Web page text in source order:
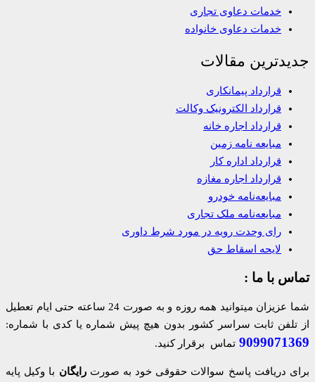
خدمات دعاوی تجاری
خدمات دعاوی خانواده
جدیدترین مقالات
قرارداد پیمانکاری
قرارداد الکترونیک وکالت
قرارداد اجاره خانه
مبایعه نامه زمین
قرارداد اداره کار
قرارداد اجاره مغازه
مبایعه‌نامه خودرو
مبایعه‌نامه ملک تجاری
رای وحدت رویه در مورد شرط داوری
لایحه اسقاط حق
تماس با ما :
شما عزیزان میتوانید همه روزه و به صورت 24 ساعته حتی ایام تعطیل
از تلفن ثابت سراسر کشور بدون هیچ پیش شماره یا کدی با شماره:
9099071369 تماس برقرار کنید.
برای دریافت پاسخ سوالات حقوقی خود به صورت رایگان با وکیل پایه